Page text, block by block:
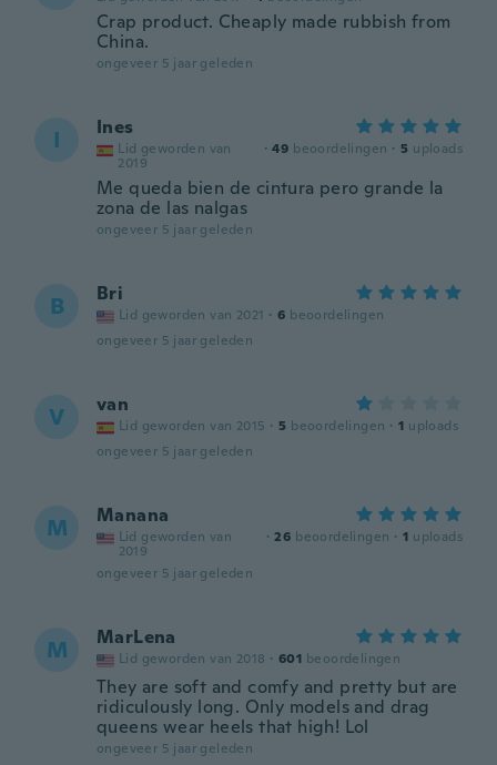
Crap product. Cheaply made rubbish from
China.
ongeveer 5 jaar geleden
I Ines
Lid geworden van
2019
· 49 beoordelingen · 5 uploads
Me queda bien de cintura pero grande la
zona de las nalgas
ongeveer 5 jaar geleden
B Bri
Lid geworden van 2021 · 6 beoordelingen
ongeveer 5 jaar geleden
V van
Lid geworden van 2015 · 5 beoordelingen · 1 uploads
ongeveer 5 jaar geleden
M Manana
Lid geworden van
2019
· 26 beoordelingen · 1 uploads
ongeveer 5 jaar geleden
M MarLena
Lid geworden van 2018 · 601 beoordelingen
They are soft and comfy and pretty but are
ridiculously long. Only models and drag
queens wear heels that high! Lol
ongeveer 5 jaar geleden